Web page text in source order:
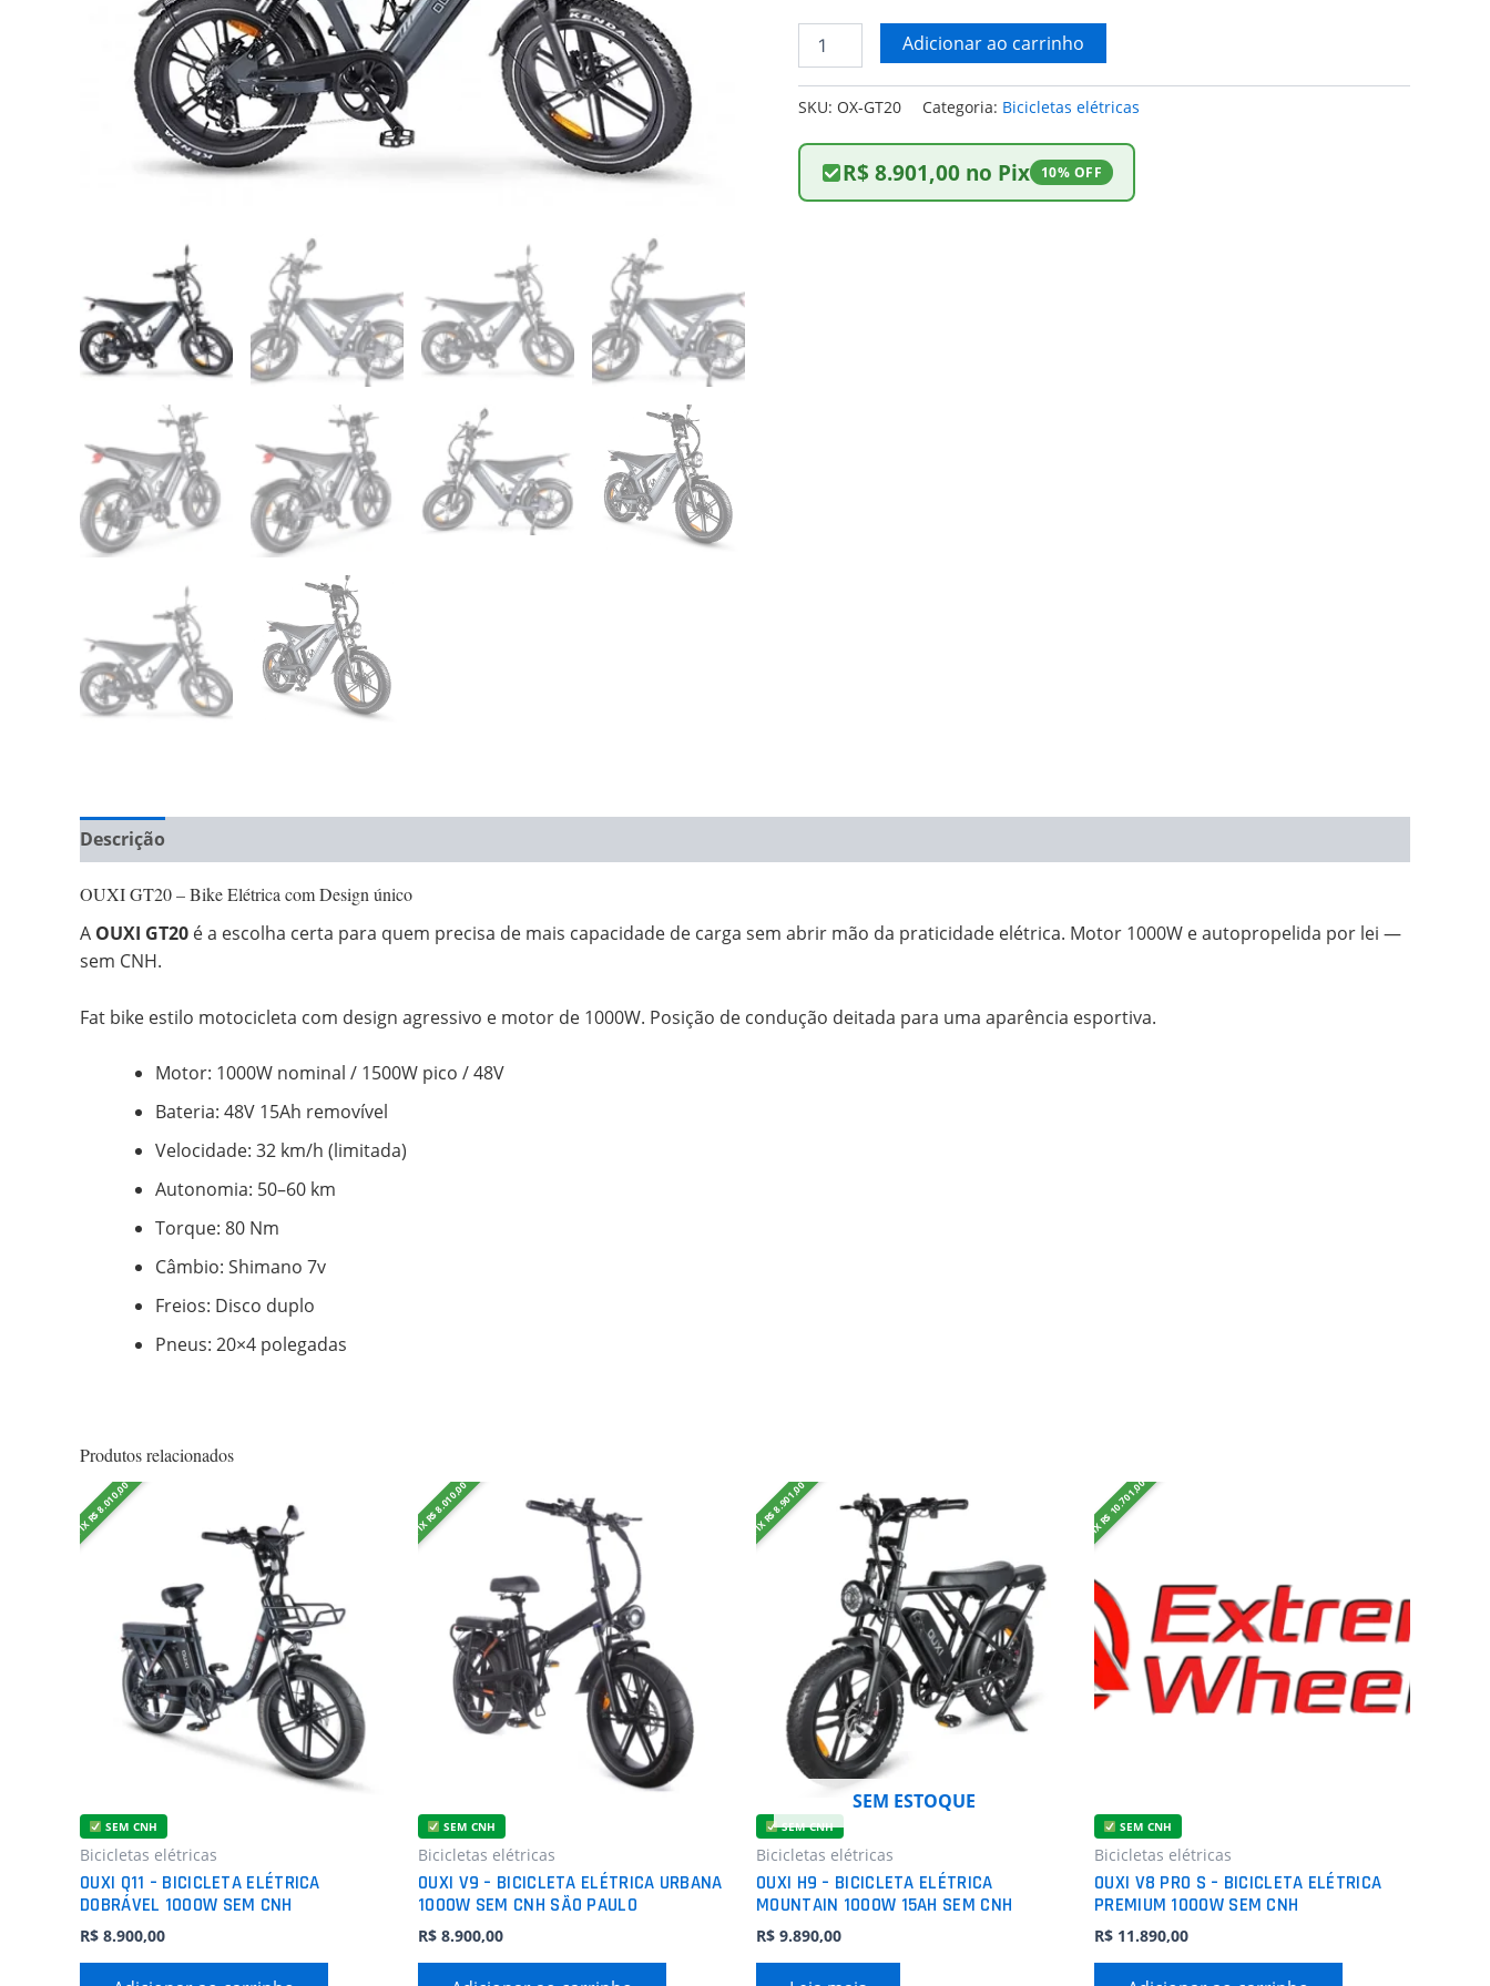
Adicionar ao carrinho
SKU: OX-GT20 Categoria: Bicicletas elétricas
R$ 8.901,00 no Pix 10% OFF
Descrição
OUXI GT20 – Bike Elétrica com Design único
A OUXI GT20 é a escolha certa para quem precisa de mais capacidade de carga sem abrir mão da praticidade elétrica. Motor 1000W e autopropelida por lei —
sem CNH.
Fat bike estilo motocicleta com design agressivo e motor de 1000W. Posição de condução deitada para uma aparência esportiva.
Motor: 1000W nominal / 1500W pico / 48V
Bateria: 48V 15Ah removível
Velocidade: 32 km/h (limitada)
Autonomia: 50–60 km
Torque: 80 Nm
Câmbio: Shimano 7v
Freios: Disco duplo
Pneus: 20×4 polegadas
Produtos relacionados
PIX R$ 8.010,00
SEM CNH
Bicicletas elétricas
OUXI Q11 – BICICLETA ELÉTRICA
DOBRÁVEL 1000W SEM CNH
R$ 8.900,00
PIX R$ 8.010,00
SEM CNH
Bicicletas elétricas
OUXI V9 – BICICLETA ELÉTRICA URBANA
1000W SEM CNH SÃO PAULO
R$ 8.900,00
PIX R$ 8.901,00
SEM CNH
SEM ESTOQUE
Bicicletas elétricas
OUXI H9 – BICICLETA ELÉTRICA
MOUNTAIN 1000W 15AH SEM CNH
R$ 9.890,00
PIX R$ 10.701,00
SEM CNH
Bicicletas elétricas
OUXI V8 PRO S – BICICLETA ELÉTRICA
PREMIUM 1000W SEM CNH
R$ 11.890,00